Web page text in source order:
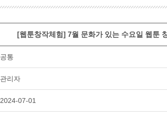
[웹툰창작체험] 7월 문화가 있는 수요일 웹툰
공통
관리자
2024-07-01